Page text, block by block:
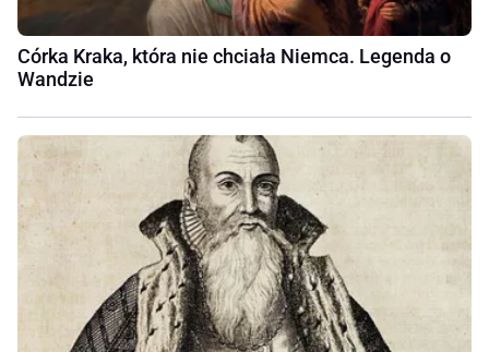
Córka Kraka, która nie chciała Niemca. Legenda o
Wandzie